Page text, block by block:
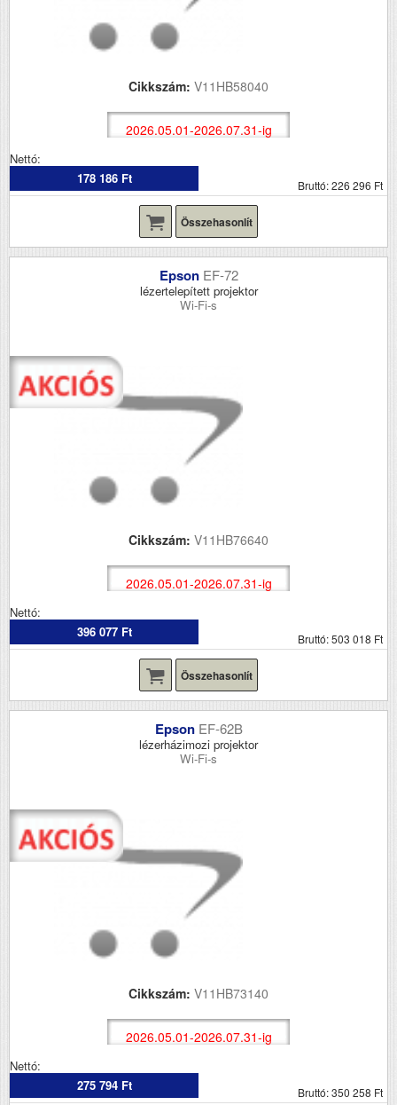
Cikkszám: V11HB58040
2026.05.01-2026.07.31-ig
Nettó:
178 186 Ft
Bruttó: 226 296 Ft
Összehasonlít
Epson EF-72
lézertelepített projektor
Wi-Fi-s
Cikkszám: V11HB76640
2026.05.01-2026.07.31-ig
Nettó:
396 077 Ft
Bruttó: 503 018 Ft
Összehasonlít
Epson EF-62B
lézerházimozi projektor
Wi-Fi-s
Cikkszám: V11HB73140
2026.05.01-2026.07.31-ig
Nettó:
275 794 Ft
Bruttó: 350 258 Ft